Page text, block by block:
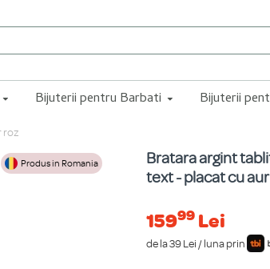
Bijuterii pentru Barbati Bijuterii
roz
Produs in Romania
Bratara argint
text - placat cu
15999 Lei
de la 39 Lei / luna prin